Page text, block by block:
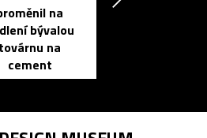
na
bývalou
továrnu na
cement